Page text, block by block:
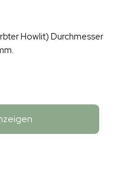
Howlit) Durchmesser